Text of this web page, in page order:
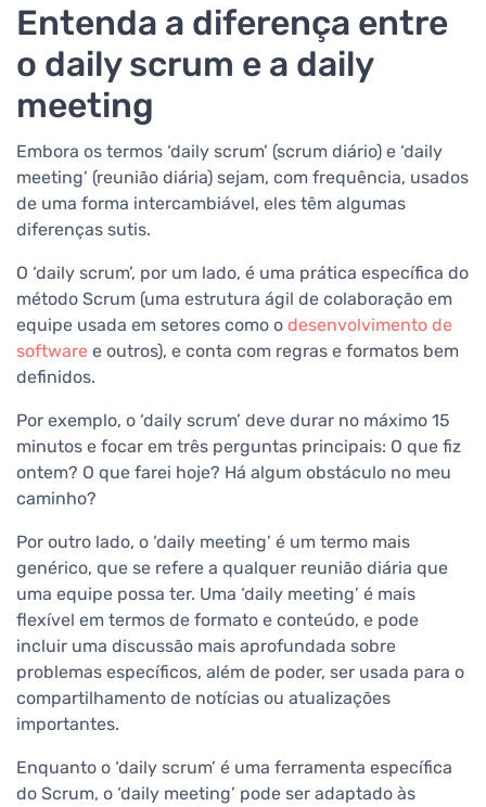
Entenda a diferença entre
o daily scrum e a daily
meeting
Embora os termos ‘daily scrum’ (scrum diário) e ‘daily
meeting’ (reunião diária) sejam, com frequência, usados
de uma forma intercambiável, eles têm algumas
diferenças sutis.
O ‘daily scrum’, por um lado, é uma prática específica do
método Scrum (uma estrutura ágil de colaboração em
equipe usada em setores como o desenvolvimento de
software e outros), e conta com regras e formatos bem
definidos.
Por exemplo, o ‘daily scrum’ deve durar no máximo 15
minutos e focar em três perguntas principais: O que fiz
ontem? O que farei hoje? Há algum obstáculo no meu
caminho?
Por outro lado, o ‘daily meeting’ é um termo mais
genérico, que se refere a qualquer reunião diária que
uma equipe possa ter. Uma ‘daily meeting’ é mais
flexível em termos de formato e conteúdo, e pode
incluir uma discussão mais aprofundada sobre
problemas específicos, além de poder, ser usada para o
compartilhamento de notícias ou atualizações
importantes.
Enquanto o ‘daily scrum’ é uma ferramenta específica
do Scrum, o ‘daily meeting’ pode ser adaptado às